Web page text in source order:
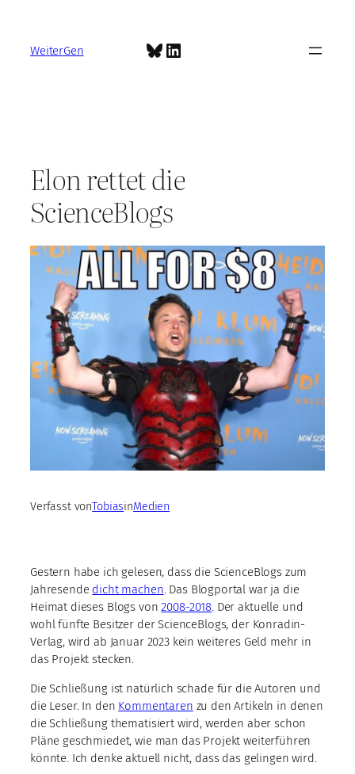
springen
WeiterGen Bluesky
LinkedIn
Elon rettet die
ScienceBlogs
Verfasst vonTobiasinMedien
Gestern habe ich gelesen, dass die ScienceBlogs zum
Jahresende dicht machen. Das Blogportal war ja die
Heimat dieses Blogs von2008-2018. Der aktuelle und
wohl fünfte Besitzer der ScienceBlogs, der Konradin-
Verlag, wird ab Januar 2023 kein weiteres Geld mehr in
das Projekt stecken.
Die Schließung ist natürlich schade für die Autoren und
die Leser. In den Kommentaren zu den Artikeln in denen
die Schließung thematisiert wird, werden aber schon
Pläne geschmiedet, wie man das Projekt weiterführen
könnte. Ich denke aktuell nicht, dass das gelingen wird.